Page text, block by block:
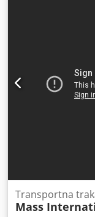
zakretnim
dijelu Separator s
podesiti po visini
Transportna
Mass